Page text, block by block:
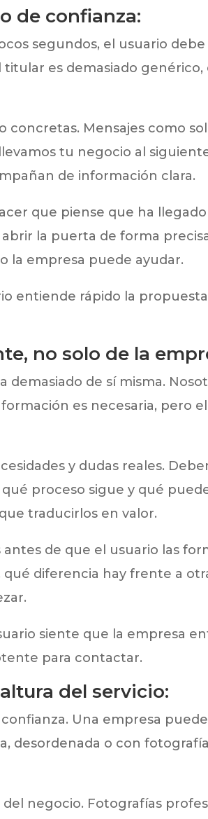
de confianza:
segundos, el usuario
titular es demasiado genérico,
concretas. Mensajes como
tu negocio al
de información clara.
que piense que ha
la puerta de forma
la empresa puede ayudar.
entiende rápido la
no solo de la
de sí misma.
es necesaria, pero
y dudas reales.
proceso sigue y qué
traducirlos en valor.
de que el usuario las
diferencia hay frente a
siente que la empresa
para contactar.
del servicio:
Una empresa
desordenada o con
negocio. Fotografías